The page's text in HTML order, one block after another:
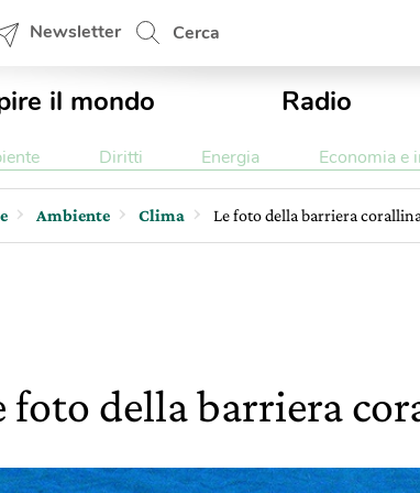
Newsletter Cerca
il mondo Radio
Diritti Energia Economia e
Ambiente Clima Le foto della barriera
foto della barriera